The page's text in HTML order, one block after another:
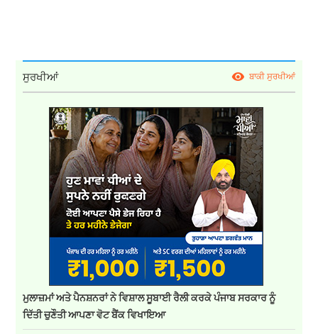
ਸੁਰਖੀਆਂ ਬਾਕੀ ਸੁਰਖੀਆਂ
ਮੁਲਾਜ਼ਮਾਂ ਅਤੇ ਪੈਨਸ਼ਨਰਾਂ ਨੇ ਵਿਸ਼ਾਲ ਸੂਬਾਈ ਰੈਲੀ ਕਰਕੇ ਪੰਜਾਬ ਸਰਕਾਰ ਨੂੰ
ਦਿੱਤੀ ਚੁਣੌਤੀ ਆਪਣਾ ਵੋਟ ਬੈਂਕ ਵਿਖਾਇਆ